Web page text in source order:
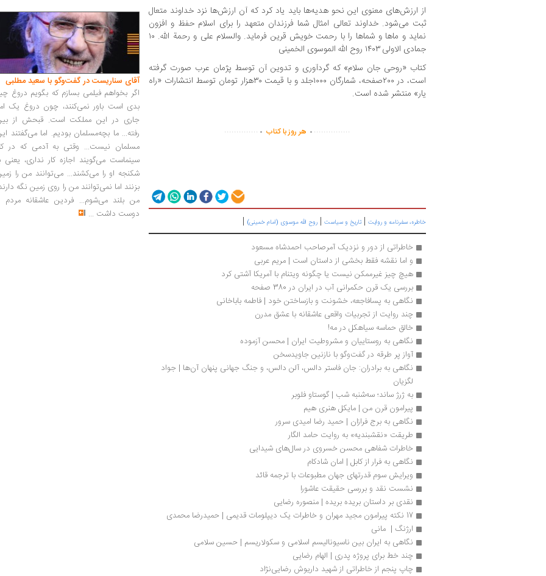
از ارزش‌های معنوی این نحو هدیه‌ها باید یاد کرد که آن ارزش‌ها نزد خداوند متعال
ثبت می‌شود. خداوند تعالی امثال شما فرزندان متعهد را برای اسلام حفظ و افزون
نماید و ماها و شماها را با رحمت خویش قرین فرماید. والسلام علی و رحمة الله. ۱۰
جمادی الاولی ۱۴۰۳ روح الله الموسوی الخمینی
کتاب «روحی جان سلام» که گردآوری و تدوین آن توسط پژمان عرب صورت گرفته
است، در ۲۰۰صفحه، شمارگان ۱۰۰۰جلد و با قیمت ۳۰هزار تومان توسط انتشارات «راه
یار» منتشر شده است.
...............
. هر روز با کتاب .
..............
خاطره، سفرنامه‌ و روایت | تاریخ و سیاست | روح الله موسوی (امام خمینی) |
خاطراتی از دور و نزدیک آمرصاحب احمدشاه مسعود
و اما نقشه فقط بخشی از داستان است | مریم عربی
هیچ چیز غیرممکن نیست یا چگونه ویتنام با آمریکا آشتی کرد
بررسی یک قرن حکمرانی آب در ایران در 380 صفحه
نگاهی به پسافاجعه، خشونت و بازساختن خود | فاطمه باباخانی
چند روایت از تجربیات واقعی عاشقانه با عشق مدرن
خالق حماسه سیاهکل در مه!
نگاهی به روستاییان و مشروطیت ایران | محسن آزموده
آواز پر طرقه در گفت‌وگو با نازنین جاویدسخن
لگزیان
به ژرژ ساند؛ سه‌شنبه شب | گوستاو فلوبر
پیرامون قرن من | مایکل هنری هیم
نگاهی به برج فرازان | حمید رضا امیدی سرور
طریقت «نقشبندیه» به روایت حامد الگار
خاطرات شفاهی محسن خسروی در سال‌های شیدایی
نگاهی به فرار از کابل | امان شادکام
ویرایش سوم قدرتهای جهان مطبوعات با ترجمه قائد
نشست نقد و بررسی حقیقت عاشورا
نقدی بر داستان بریده بریده | منصوره رضایی
17 نکته پیرامون مجید مهران و خاطرات یک دیپلومات قدیمی | حمیدرضا محمدی
ارژنگ |  مانی
نگاهی به ایران بین ناسیونالیسم اسلامی و سکولاریسم | حسین سلامی
چند خط برای پروژه‌‌ پدری | الهام رضایی
چاپ پنجم از خاطراتی از شهید داریوش رضایی‌نژاد
آقای سناریست در گفت‌وگو با سعید مطلبی
اگر بخواهم فیلمی بسازم که بگویم دروغ
بدی است باور نمی‌کنند، چون دروغ یک
جاری در این مملکت است. قبحش از
رفته... ما بچه‌مسلمان بودیم. اما می‌گفتند
مسلمان نیست... وقتی به آدمی که در
سینماست می‌گویند اجازه کار نداری، یعنی
شکنجه او را می‌کشند... می‌توانند من را
بزنند اما نمی‌توانند من را روی زمین نگه
من بلند می‌شوم... فردین عاشقانه مردم
دوست داشت ...